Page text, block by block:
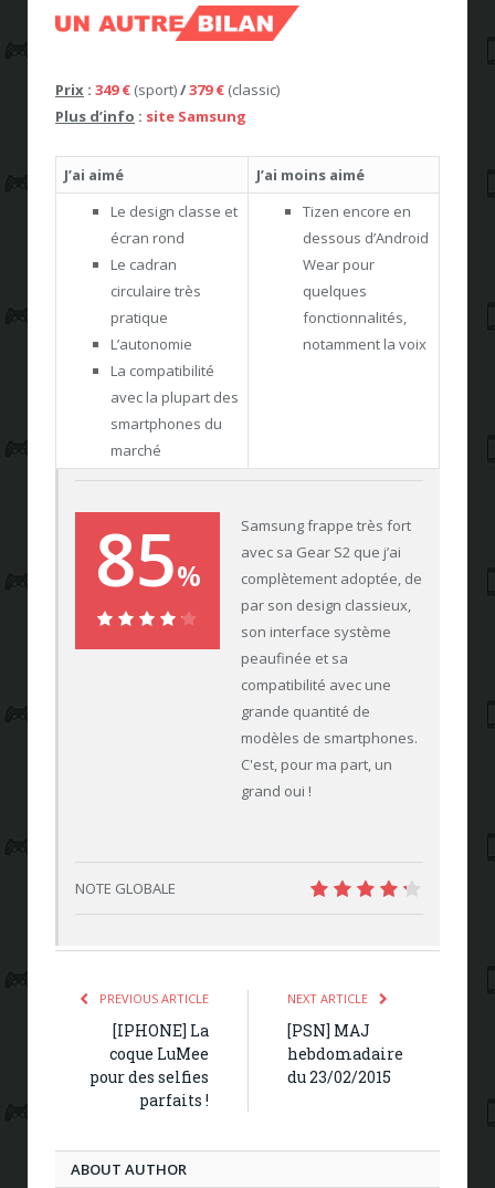
Prix : 349 € (sport)/379 € (classic)
Plus d’info : site Samsung
J’ai aimé
J’ai moins aimé
Le design classe et
écran rond
Le cadran
circulaire très
pratique
L’autonomie
La compatibilité
avec la plupart des
smartphones du
marché
Tizen encore en
dessous d’Android
Wear pour
quelques
fonctionnalités,
notamment la voix
85%
85%
Samsung frappe très fort
avec sa Gear S2 que j’ai
complètement adoptée, de
par son design classieux,
son interface système
peaufinée et sa
compatibilité avec une
grande quantité de
modèles de smartphones.
C'est, pour ma part, un
grand oui !
NOTE GLOBALE
PREVIOUS ARTICLE
[IPHONE] La
coque LuMee
pour des selfies
parfaits !
NEXT ARTICLE
[PSN] MAJ
hebdomadaire
du 23/02/2015
ABOUT AUTHOR